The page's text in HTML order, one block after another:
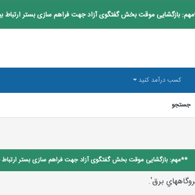
بازگشایی موقت بخش گفتگوی آزاد جهت فراهم سازی بستر ارتباط
جستجو
کسب درآمد کنید
**مهم: بازگشایی موقت بخش گفتگوی آزاد جهت فراهم سازی بستر ارتباط
برق'.